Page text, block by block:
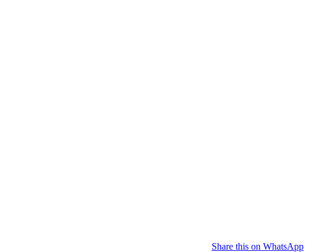
Share this on WhatsApp